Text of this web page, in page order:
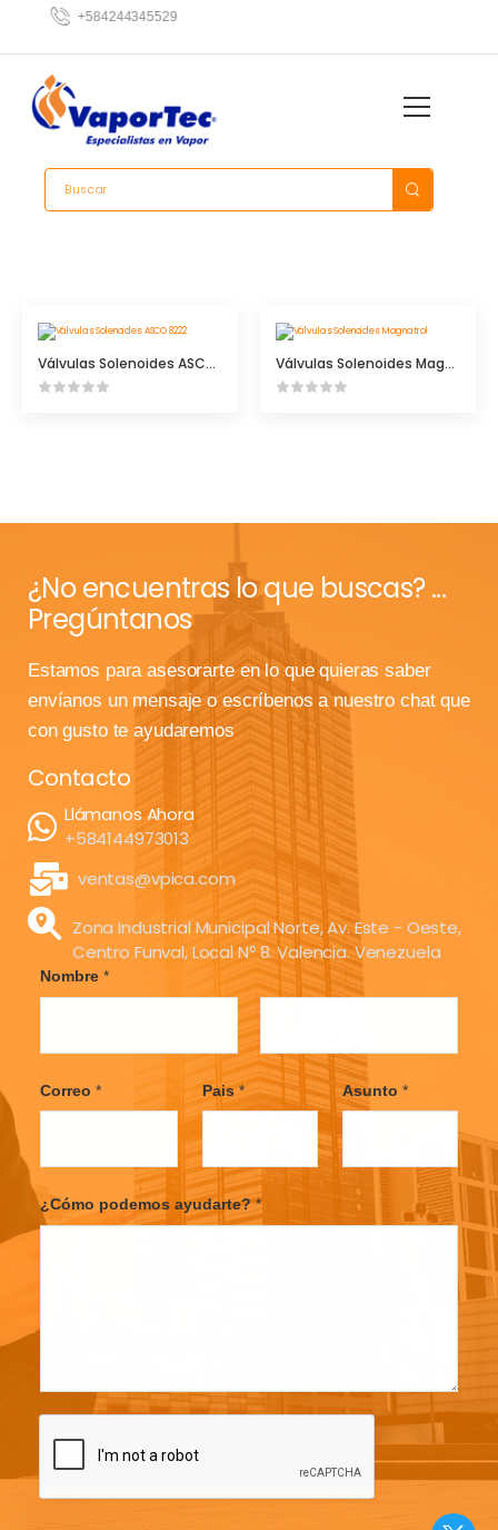
+584244345529
Válvulas Solenoides ASCO 8222 Válvulas Solenoides Magnatrol
¿No encuentras lo que buscas? ...
Pregúntanos
Estamos para asesorarte en lo que quieras saber
envíanos un mensaje o escríbenos a nuestro chat que
con gusto te ayudaremos
Contacto
Llámanos Ahora
+584144973013
ventas@vpica.com
Zona Industrial Municipal Norte, Av. Este - Oeste,
Centro Funval, Local Nº 8. Valencia. Venezuela
Nombre *
r
s
L
a
s
t
Correo * Pais* Asunto *
¿Cómo podemos ayudarte?*